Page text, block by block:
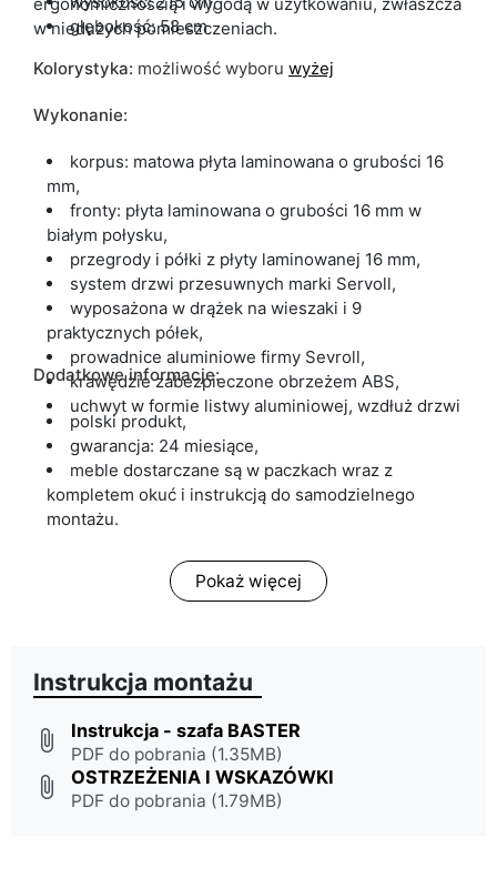
w niedużych pomieszczeniach.
głębokość: 58 cm
Kolorystyka: możliwość wyboru wyżej
Wykonanie:
korpus: matowa płyta laminowana o grubości 16
mm,
fronty: płyta laminowana o grubości 16 mm w
białym połysku,
przegrody i półki z płyty laminowanej 16 mm,
system drzwi przesuwnych marki Servoll,
wyposażona w drążek na wieszaki i 9
praktycznych półek,
prowadnice aluminiowe firmy Sevroll,
krawędzie zabezpieczone obrzeżem ABS,
uchwyt w formie listwy aluminiowej, wzdłuż drzwi
Dodatkowe informacje:
polski produkt,
gwarancja: 24 miesiące,
meble dostarczane są w paczkach wraz z
kompletem okuć i instrukcją do samodzielnego
montażu.
Pokaż więcej
Instrukcja montażu
attach_file Instrukcja - szafa BASTER
PDF do pobrania (1.35MB)
attach_file OSTRZEŻENIA I WSKAZÓWKI
PDF do pobrania (1.79MB)